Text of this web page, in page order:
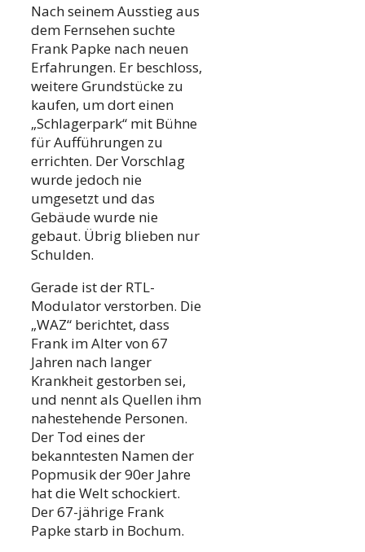
Nach seinem Ausstieg aus
dem Fernsehen suchte
Frank Papke nach neuen
Erfahrungen. Er beschloss,
weitere Grundstücke zu
kaufen, um dort einen
„Schlagerpark“ mit Bühne
für Aufführungen zu
errichten. Der Vorschlag
wurde jedoch nie
umgesetzt und das
Gebäude wurde nie
gebaut. Übrig blieben nur
Schulden.
Gerade ist der RTL-
Modulator verstorben. Die
„WAZ“ berichtet, dass
Frank im Alter von 67
Jahren nach langer
Krankheit gestorben sei,
und nennt als Quellen ihm
nahestehende Personen.
Der Tod eines der
bekanntesten Namen der
Popmusik der 90er Jahre
hat die Welt schockiert.
Der 67-jährige Frank
Papke starb in Bochum.